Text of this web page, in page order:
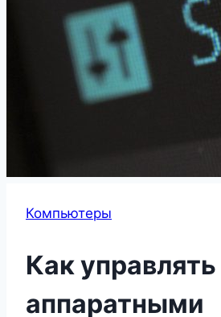
Компьютеры
Как управлять
аппаратными